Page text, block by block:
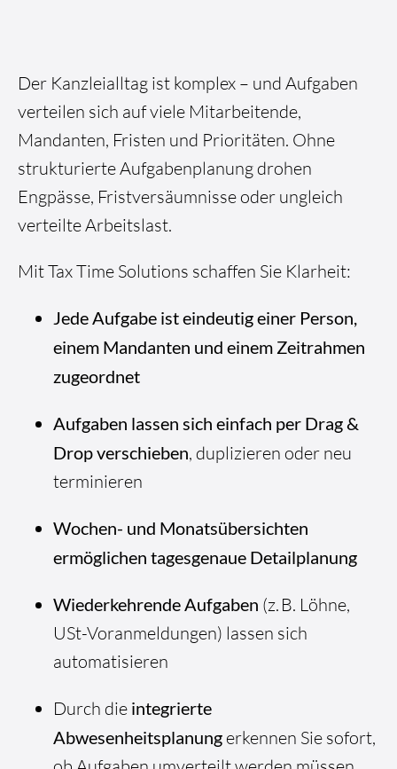
Der Kanzleialltag ist komplex – und Aufgaben
verteilen sich auf viele Mitarbeitende,
Mandanten, Fristen und Prioritäten. Ohne
strukturierte Aufgabenplanung drohen
Engpässe, Fristversäumnisse oder ungleich
verteilte Arbeitslast.
Mit Tax Time Solutions schaffen Sie Klarheit:
Jede Aufgabe ist eindeutig einer Person,
einem Mandanten und einem Zeitrahmen
zugeordnet
Aufgaben lassen sich einfach per Drag &
Drop verschieben, duplizieren oder neu
terminieren
Wochen- und Monatsübersichten
ermöglichen tagesgenaue Detailplanung
Wiederkehrende Aufgaben (z. B. Löhne,
USt-Voranmeldungen) lassen sich
automatisieren
Durch die integrierte
Abwesenheitsplanungerkennen Sie sofort,